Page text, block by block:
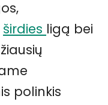
širdies ligą bei
polinkis